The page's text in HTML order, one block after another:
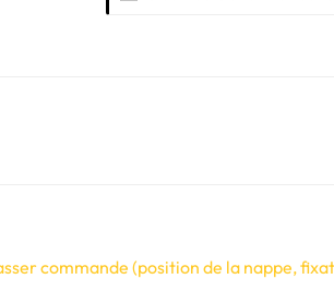
commande (position de la nappe,